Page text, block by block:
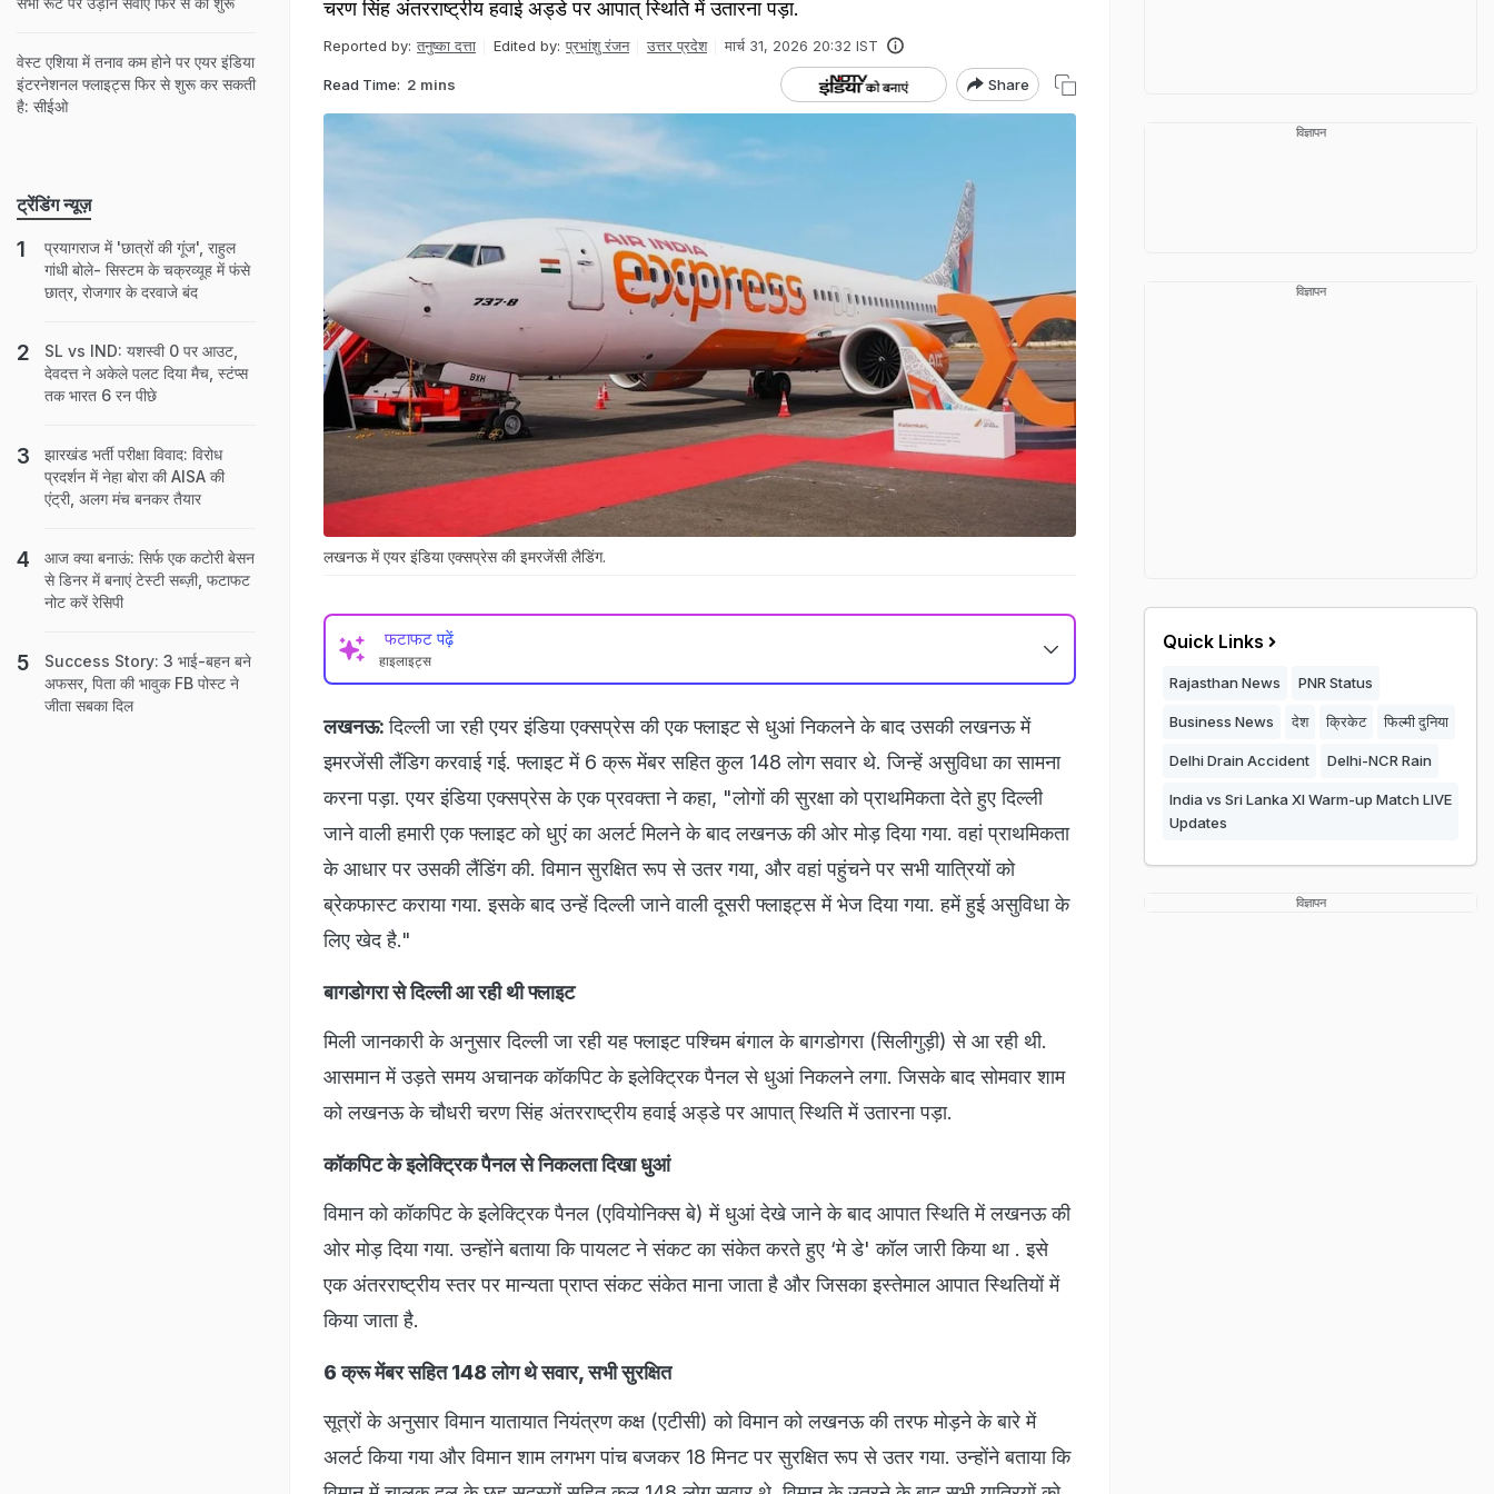
चरण सिंह अंतरराष्ट्रीय हवाई अड्डे पर आपात् स्थिति में उतारना पड़ा.
Reported by: तनुष्का दत्ता Edited by: प्रभांशु रंजन उत्तर प्रदेश मार्च 31, 2026 20:32 IST
Read Time: 2 mins Share
लखनऊ में एयर इंडिया एक्सप्रेस की इमरजेंसी लैडिंग.
फटाफट पढ़ें
हाइलाइट्स
लखनऊ: दिल्ली जा रही एयर इंडिया एक्सप्रेस की एक फ्लाइट से धुआं निकलने के बाद उसकी लखनऊ में
इमरजेंसी लैंडिग करवाई गई. फ्लाइट में 6 क्रू मेंबर सहित कुल 148 लोग सवार थे. जिन्हें असुविधा का सामना
करना पड़ा. एयर इंडिया एक्सप्रेस के एक प्रवक्ता ने कहा, "लोगों की सुरक्षा को प्राथमिकता देते हुए दिल्ली
जाने वाली हमारी एक फ्लाइट को धुएं का अलर्ट मिलने के बाद लखनऊ की ओर मोड़ दिया गया. वहां प्राथमिकता
के आधार पर उसकी लैंडिंग की. विमान सुरक्षित रूप से उतर गया, और वहां पहुंचने पर सभी यात्रियों को
ब्रेकफास्ट कराया गया. इसके बाद उन्हें दिल्ली जाने वाली दूसरी फ्लाइट्स में भेज दिया गया. हमें हुई असुविधा के
लिए खेद है."
बागडोगरा से दिल्ली आ रही थी फ्लाइट
मिली जानकारी के अनुसार दिल्ली जा रही यह फ्लाइट पश्चिम बंगाल के बागडोगरा (सिलीगुड़ी) से आ रही थी.
आसमान में उड़ते समय अचानक कॉकपिट के इलेक्ट्रिक पैनल से धुआं निकलने लगा. जिसके बाद सोमवार शाम
को लखनऊ के चौधरी चरण सिंह अंतरराष्ट्रीय हवाई अड्डे पर आपात् स्थिति में उतारना पड़ा.
कॉकपिट के इलेक्ट्रिक पैनल से निकलता दिखा धुआं
विमान को कॉकपिट के इलेक्ट्रिक पैनल (एवियोनिक्स बे) में धुआं देखे जाने के बाद आपात स्थिति में लखनऊ की
ओर मोड़ दिया गया. उन्होंने बताया कि पायलट ने संकट का संकेत करते हुए ‘मे डे' कॉल जारी किया था . इसे
एक अंतरराष्ट्रीय स्तर पर मान्यता प्राप्त संकट संकेत माना जाता है और जिसका इस्तेमाल आपात स्थितियों में
किया जाता है.
6 क्रू मेंबर सहित 148 लोग थे सवार, सभी सुरक्षित
सूत्रों के अनुसार विमान यातायात नियंत्रण कक्ष (एटीसी) को विमान को लखनऊ की तरफ मोड़ने के बारे में
अलर्ट किया गया और विमान शाम लगभग पांच बजकर 18 मिनट पर सुरक्षित रूप से उतर गया. उन्होंने बताया कि
वेस्ट एशिया में तनाव कम होने पर एयर इंडिया
इंटरनेशनल फ्लाइट्स फिर से शुरू कर सकती
है: सीईओ
ट्रेंडिंग न्यूज़
प्रयागराज में 'छात्रों की गूंज', राहुल
गांधी बोले- सिस्टम के चक्रव्यूह में फंसे
छात्र, रोजगार के दरवाजे बंद
SL vs IND: यशस्वी 0 पर आउट,
देवदत्त ने अकेले पलट दिया मैच, स्टंप्स
तक भारत 6 रन पीछे
झारखंड भर्ती परीक्षा विवाद: विरोध
प्रदर्शन में नेहा बोरा की AISA की
एंट्री, अलग मंच बनकर तैयार
आज क्या बनाऊं: सिर्फ एक कटोरी बेसन
से डिनर में बनाएं टेस्टी सब्ज़ी, फटाफट
नोट करें रेसिपी
Success Story: 3 भाई-बहन बने
अफसर, पिता की भावुक FB पोस्ट ने
जीता सबका द‍िल
विज्ञापन
विज्ञापन
Quick Links
Rajasthan News PNR Status
Business News देश क्रिकेट फिल्मी दुनिया
Delhi Drain Accident Delhi-NCR Rain
India vs Sri Lanka XI Warm-up Match LIVE
Updates
विज्ञापन